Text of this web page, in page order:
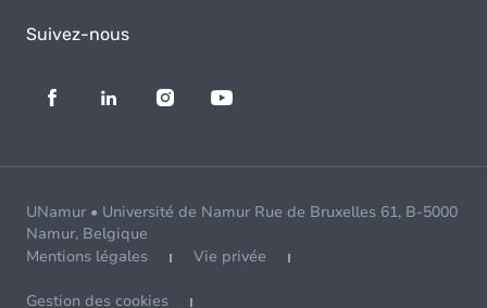
Suivez-nous
UNamur • Université de Namur Rue de Bruxelles 61, B-5000
Namur, Belgique
Mentions légales
Vie privée
Gestion des cookies